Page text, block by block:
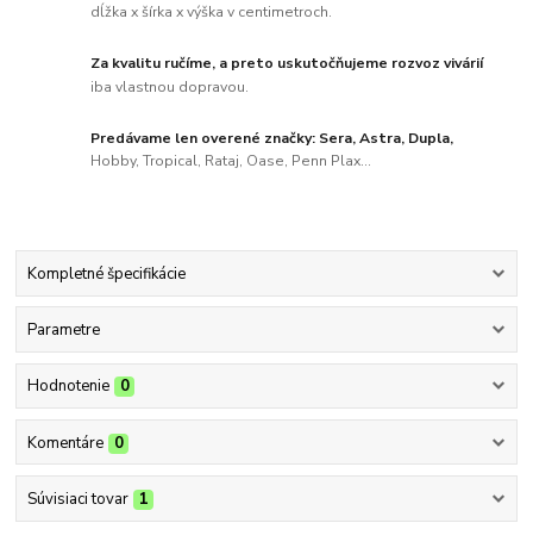
dĺžka x šírka x výška v centimetroch.
Za kvalitu ručíme, a preto uskutočňujeme rozvoz vivárií
iba vlastnou dopravou.
Predávame len overené značky: Sera, Astra, Dupla,
Hobby, Tropical, Rataj, Oase, Penn Plax...
Kompletné špecifikácie
Parametre
Hodnotenie 0
Komentáre 0
Súvisiaci tovar 1